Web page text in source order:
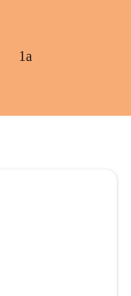
1a